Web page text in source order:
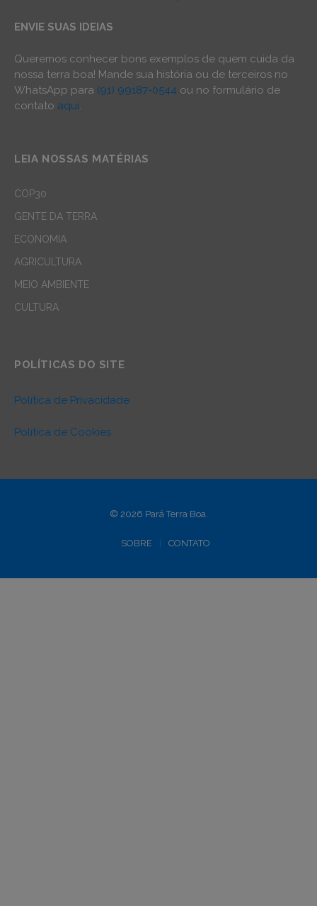
ENVIE SUAS IDEIAS
Queremos conhecer bons exemplos de quem cuida da
nossa terra boa! Mande sua história ou de terceiros no
WhatsApp para (91) 99187-0544 ou no formulário de
contato aqui.
LEIA NOSSAS MATÉRIAS
COP30
GENTE DA TERRA
ECONOMIA
AGRICULTURA
MEIO AMBIENTE
CULTURA
POLÍTICAS DO SITE
Política de Privacidade
Política de Cookies
© 2026 Pará Terra Boa.
SOBRE CONTATO